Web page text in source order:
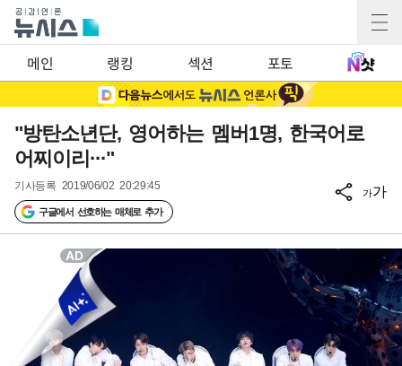
메인 랭킹 섹션 포토
"방탄소년단, 영어하는 멤버1명, 한국어로
어찌이리···"
기사등록 2019/06/02 20:29:45
구글에서 선호하는 매체로 추가
가가